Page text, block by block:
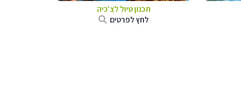
תכנון טיול לצ'כיה
לחץ לפרטים